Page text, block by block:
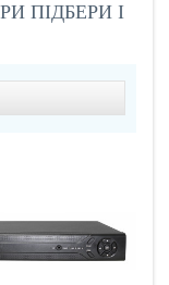
ПІДБЕРИ І